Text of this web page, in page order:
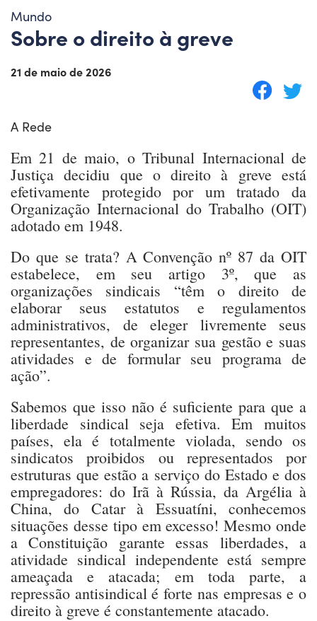
Mundo
Sobre o direito à greve
21 de maio de 2026
A Rede
Em 21 de maio, o Tribunal Internacional de
Justiça decidiu que o direito à greve está
efetivamente protegido por um tratado da
Organização Internacional do Trabalho (OIT)
adotado em 1948.
Do que se trata? A Convenção nº 87 da OIT
estabelece, em seu artigo 3º, que as
organizações sindicais “têm o direito de
elaborar seus estatutos e regulamentos
administrativos, de eleger livremente seus
representantes, de organizar sua gestão e suas
atividades e de formular seu programa de
ação”.
Sabemos que isso não é suficiente para que a
liberdade sindical seja efetiva. Em muitos
países, ela é totalmente violada, sendo os
sindicatos proibidos ou representados por
estruturas que estão a serviço do Estado e dos
empregadores: do Irã à Rússia, da Argélia à
China, do Catar à Essuatíni, conhecemos
situações desse tipo em excesso! Mesmo onde
a Constituição garante essas liberdades, a
atividade sindical independente está sempre
ameaçada e atacada; em toda parte, a
repressão antisindical é forte nas empresas e o
direito à greve é constantemente atacado.